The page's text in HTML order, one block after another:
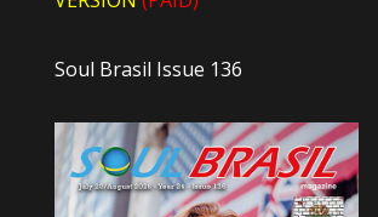
Soul Brasil Issue 136